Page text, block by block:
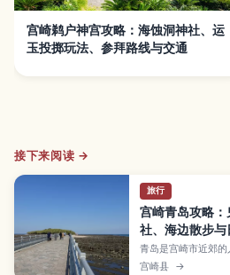
宫崎鹈户神宫攻略：海蚀洞神社、运
玉投掷玩法、参拜路线与交通
接下来阅读 →
旅行
宫崎青岛攻略
社、海边散步与
青岛是宫崎市近郊
奇岩和青岛神社闻名
宫崎县 →